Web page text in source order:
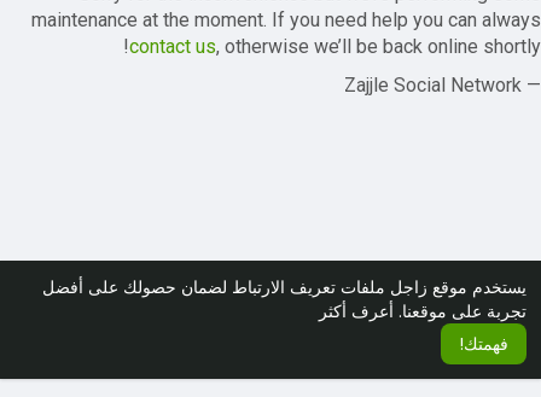
يستخدم موقع زاجل ملفات تعريف الارتباط لضمان حصولك على أفضل
تجربة على موقعنا. أعرف أكثر
فهمتك!
maintenance at the moment. If you need help you can always
contact us, otherwise we’ll be back online shortly!
— Zajjle Social Network